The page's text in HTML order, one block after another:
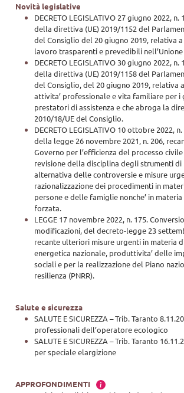
Novità legislative
DECRETO LEGISLATIVO 27 giugno 2022,
della direttiva (UE) 2019/1152 del
del Consiglio del 20 giugno 2019, relativa
lavoro trasparenti e prevedibili
DECRETO LEGISLATIVO 30 giugno 2022,
della direttiva (UE) 2019/1158 del
del Consiglio, del 20 giugno 2019, relativa
attivita’ professionale e vita familiare per i
prestatori di assistenza e che abroga la
2010/18/UE del Consiglio.
DECRETO LEGISLATIVO 10 ottobre 2022,
della legge 26 novembre 2021, n. 206,
Governo per l’efficienza del processo
revisione della disciplina degli strumenti di
alternativa delle controversie e misure
razionalizzazione dei procedimenti in
persone e delle famiglie nonche’ in
forzata.
LEGGE 17 novembre 2022, n. 175.
modificazioni, del decreto-legge 23
recante ulteriori misure urgenti in materia
energetica nazionale, produttivita’ delle
sociali e per la realizzazione del Piano
resilienza (PNRR).
Salute e sicurezza
SALUTE E SICUREZZA – Trib. Taranto
professionali dell’operatore ecologico
SALUTE E SICUREZZA – Trib. Taranto
per speciale elargizione
APPROFONDIMENTI